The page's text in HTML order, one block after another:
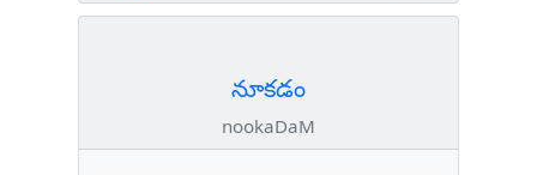
నూకడం
nookaDaM